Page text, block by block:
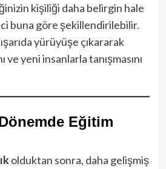
kişiliği daha belirgin hale
buna göre şekillendirilebilir.
yürüyüşe çıkararak
ve yeni insanlarla tanışmasını
Eğitim
olduktan sonra, daha gelişmiş